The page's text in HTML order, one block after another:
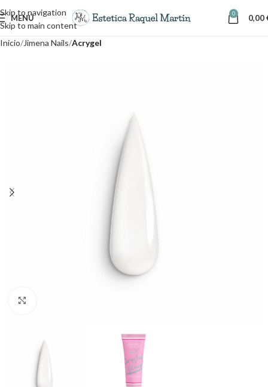
Skip to navigation
Skip to main content
MENÚ 0 0,00
Inicio Jimena Nails Acrygel